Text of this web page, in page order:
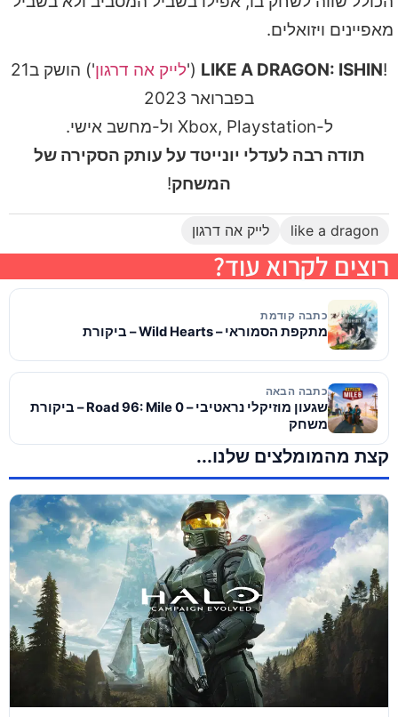
מאפיינים ויזואלים.
!
LIKE A DRAGON: ISHIN
('לייק אה דרגון
') הושק ב21
בפברואר 2023
ל-Xbox, Playstation ול-מחשב אישי.
תודה רבה לעדלי יונייטד על עותק הסקירה של
המשחק!
like a dragon לייק אה דרגון
רוצים לקרוא עוד?
כתבה קודמת
מתקפת הסמוראי – Wild Hearts – ביקורת
כתבה הבאה
שגעון מוזיקלי נראטיבי – Road 96: Mile 0 – ביקורת
משחק
קצת מהמומלצים שלנו...